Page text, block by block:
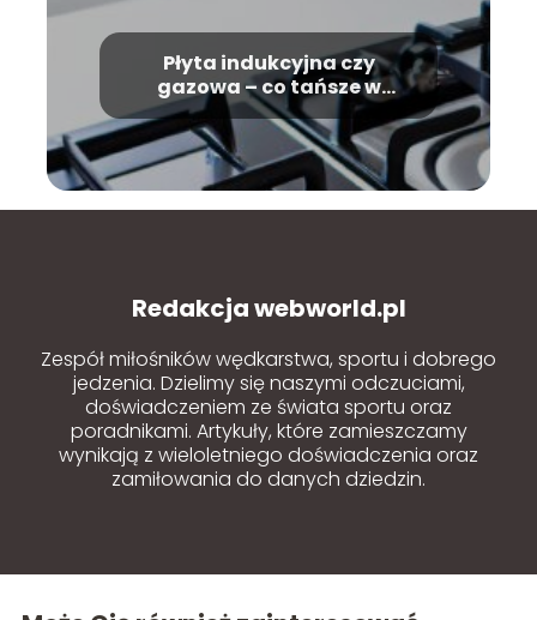
Płyta indukcyjna czy
gazowa – co tańsze w
utrzymaniu?
Redakcja webworld.pl
Zespół miłośników wędkarstwa, sportu i dobrego
jedzenia. Dzielimy się naszymi odczuciami,
doświadczeniem ze świata sportu oraz
poradnikami. Artykuły, które zamieszczamy
wynikają z wieloletniego doświadczenia oraz
zamiłowania do danych dziedzin.